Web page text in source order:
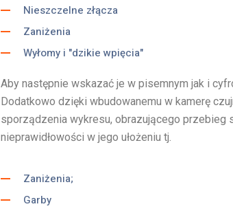
Nieszczelne złącza
Zaniżenia
Wyłomy i "dzikie wpięcia"
Aby następnie wskazać je w pisemnym jak i
Dodatkowo dzięki wbudowanemu w kamerę
sporządzenia wykresu, obrazującego przebieg
nieprawidłowości w jego ułożeniu tj.
Zaniżenia;
Garby